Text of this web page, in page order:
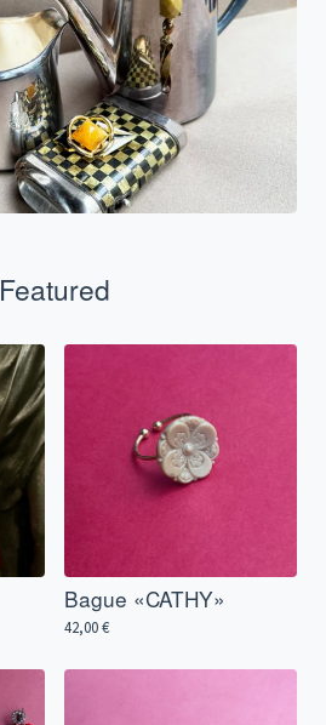
Featured
Bague «CATHY»
42,00€